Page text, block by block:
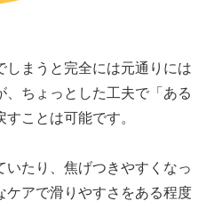
しまうと完全には元通りには
ちょっとした工夫で「ある
ことは可能です。
たり、焦げつきやすくなっ
ケアで滑りやすさをある程度